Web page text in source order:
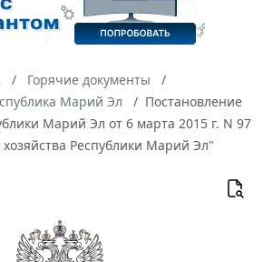
Горячие документы
Марий Эл
Постановление
Марий Эл от 6 марта 2015 г. N 97
Республики Марий Эл"